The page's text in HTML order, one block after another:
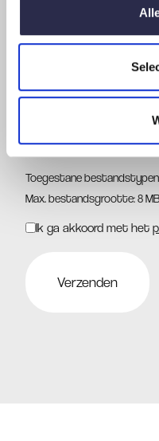
Voeg werktekening
Toegestane
Max. bestandsgrootte: 8
Instemming
Ik ga akkoord met het